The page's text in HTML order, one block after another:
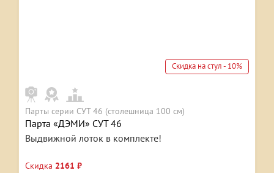
Скидка на стул - 10%
Парты серии СУТ 46 (столешница 100 см)
Парта «ДЭМИ» СУТ 46
Выдвижной лоток в комплекте!
Скидка 2161 ₽